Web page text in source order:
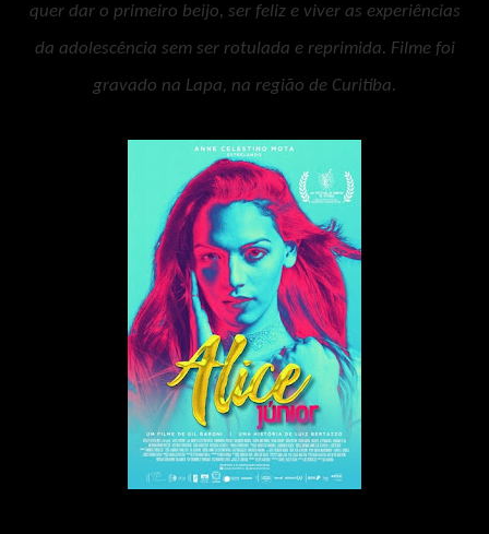
quer dar o primeiro beijo, ser feliz e viver as experiências
da adolescência sem ser rotulada e reprimida. Filme foi
gravado na Lapa, na região de Curitiba.